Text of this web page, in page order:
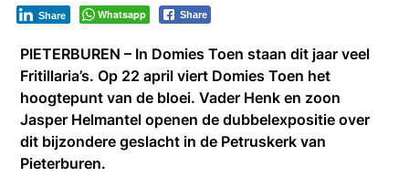
Whatsapp Share
Share
PIETERBUREN – In Domies Toen staan dit jaar veel
Fritillaria’s. Op 22 april viert Domies Toen het
hoogtepunt van de bloei. Vader Henk en zoon
Jasper Helmantel openen de dubbelexpositie over
dit bijzondere geslacht in de Petruskerk van
Pieterburen.